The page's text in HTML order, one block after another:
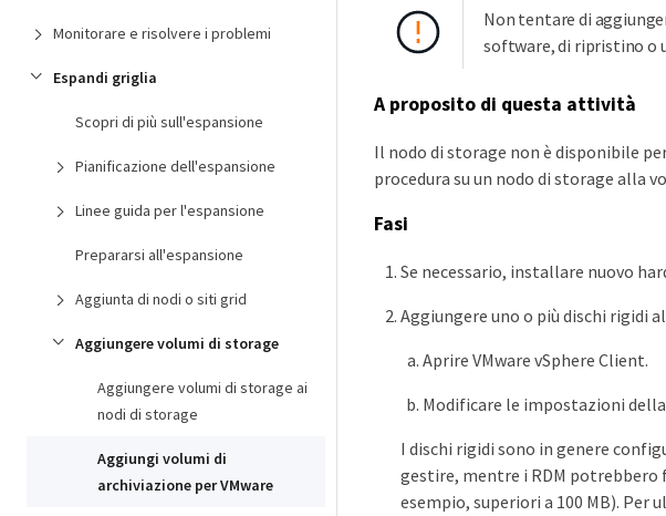
Monitorare e risolvere i problemi
Espandi griglia
Scopri di più sull'espansione
Pianificazione dell'espansione
Linee guida per l'espansione
Prepararsi all'espansione
Aggiunta di nodi o siti grid
Aggiungere volumi di storage
Aggiungere volumi di storage ai
nodi di storage
Aggiungi volumi di
archiviazione per VMware
Non tentare di
software, di ripristino o
A proposito di questa attività
Il nodo di storage non è disponibile
procedura su un nodo di storage alla
Fasi
Se necessario, installare nuovo
Aggiungere uno o più dischi rigidi
Aprire VMware vSphere Client.
Modificare le impostazioni
I dischi rigidi sono in genere
gestire, mentre i RDM
esempio, superiori a 100 MB).